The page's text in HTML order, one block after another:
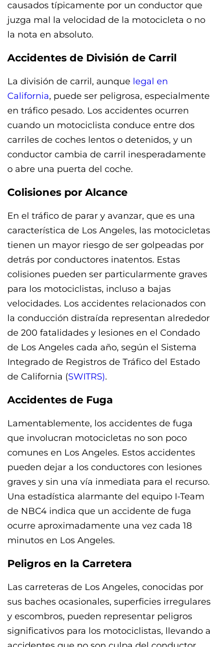
causados típicamente por un conductor que
juzga mal la velocidad de la motocicleta o no
la nota en absoluto.
Accidentes de División de Carril
La división de carril, aunque legal en
California, puede ser peligrosa, especialmente
en tráfico pesado. Los accidentes ocurren
cuando un motociclista conduce entre dos
carriles de coches lentos o detenidos, y un
conductor cambia de carril inesperadamente
o abre una puerta del coche.
Colisiones por Alcance
En el tráfico de parar y avanzar, que es una
característica de Los Angeles, las motocicletas
tienen un mayor riesgo de ser golpeadas por
detrás por conductores inatentos. Estas
colisiones pueden ser particularmente graves
para los motociclistas, incluso a bajas
velocidades. Los accidentes relacionados con
la conducción distraída representan alrededor
de 200 fatalidades y lesiones en el Condado
de Los Angeles cada año, según el Sistema
Integrado de Registros de Tráfico del Estado
de California (SWITRS).
Accidentes de Fuga
Lamentablemente, los accidentes de fuga
que involucran motocicletas no son poco
comunes en Los Angeles. Estos accidentes
pueden dejar a los conductores con lesiones
graves y sin una vía inmediata para el recurso.
Una estadística alarmante del equipo I-Team
de NBC4 indica que un accidente de fuga
ocurre aproximadamente una vez cada 18
minutos en Los Angeles.
Peligros en la Carretera
Las carreteras de Los Angeles, conocidas por
sus baches ocasionales, superficies irregulares
y escombros, pueden representar peligros
significativos para los motociclistas, llevando a